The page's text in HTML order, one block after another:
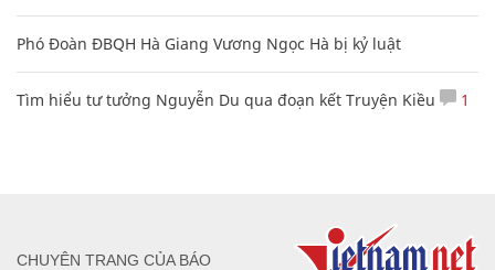
Phó Đoàn ĐBQH Hà Giang Vương Ngọc Hà bị kỷ luật
Tìm hiểu tư tưởng Nguyễn Du qua đoạn kết Truyện Kiều 1
CHUYÊN TRANG CỦA BÁO